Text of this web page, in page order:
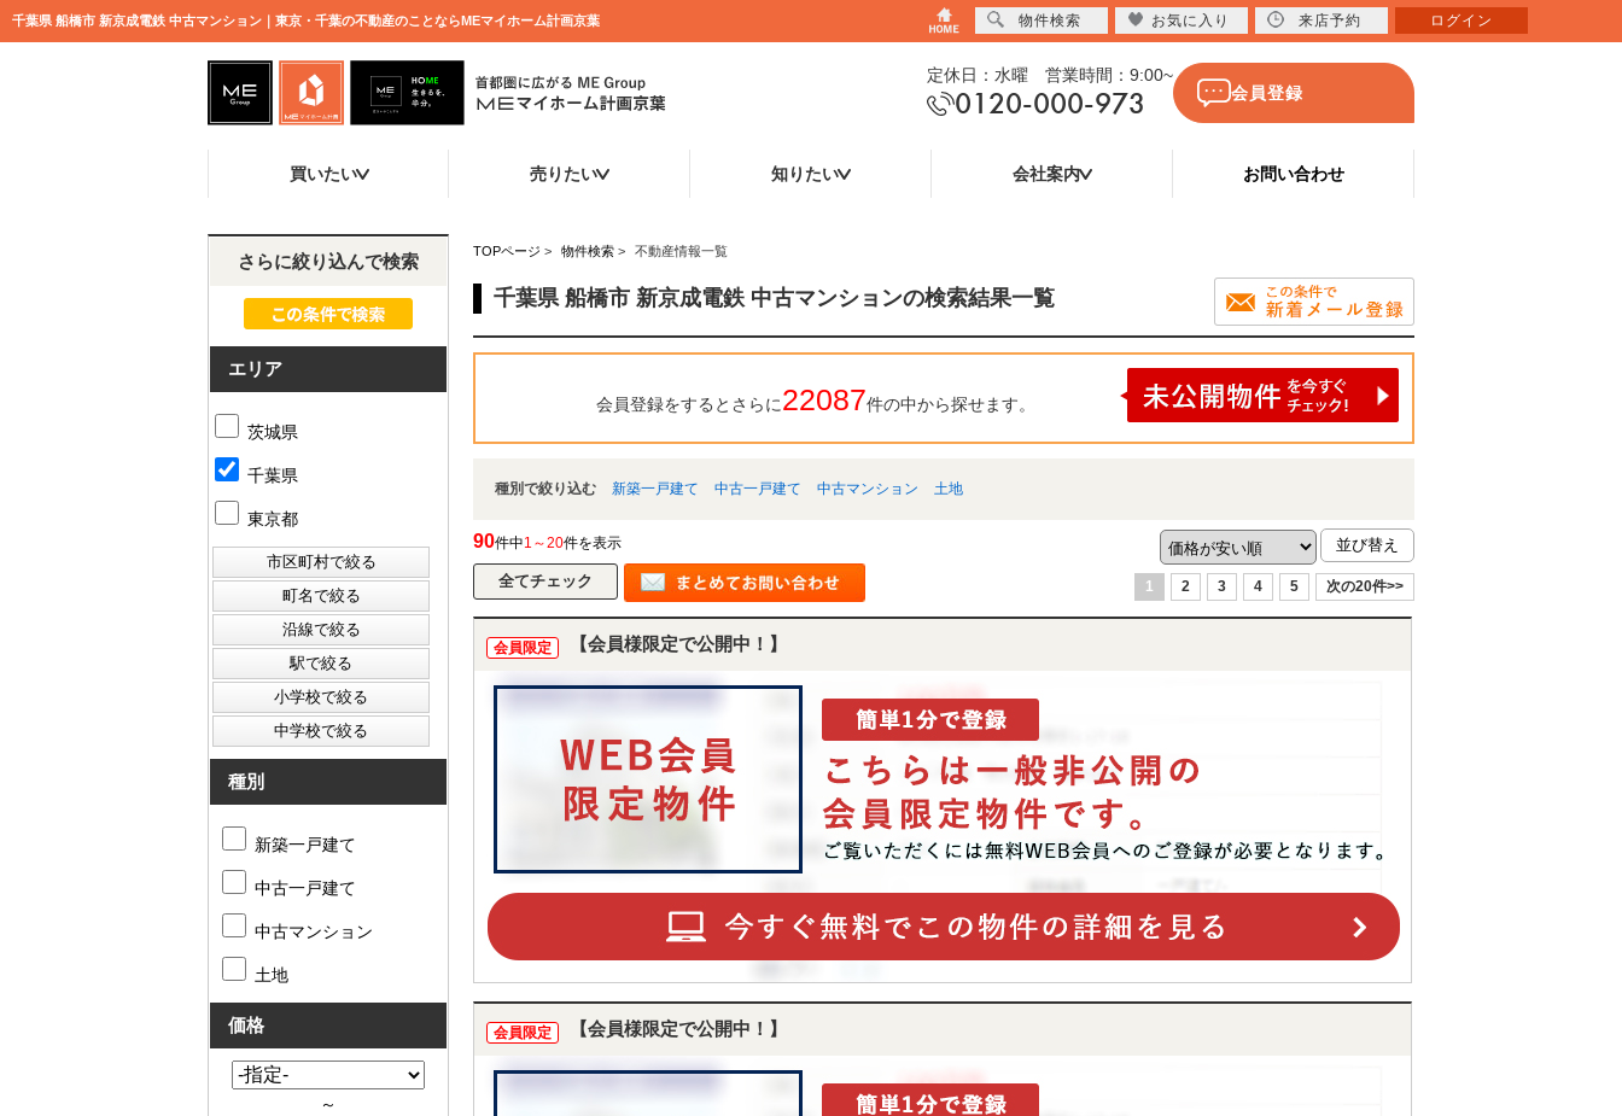
千葉県 船橋市 新京成電鉄 中古マンション｜東京・千葉の不動産のことならMEマイホーム計画京葉
定休日：水曜 営業時間：9:00~
0120-000-973 会員登録
買いたい 売りたい 知りたい 会社案内 お問い合わせ
TOPページ > 物件検索 > 不動産情報一覧
千葉県 船橋市 新京成電鉄 中古マンションの検索結果一覧
会員登録をするとさらに22087件の中から探せます。
種別で絞り込む 新築一戸建て 中古一戸建て 中古マンション 土地
90件中1～20件を表示
1 2 3 4 5 次の20件>>
会員限定 【会員様限定で公開中！】
会員限定 【会員様限定で公開中！】
さらに絞り込んで検索
エリア
茨城県
千葉県
東京都
種別
新築一戸建て
中古一戸建て
中古マンション
土地
価格
～
物件検索 お気に入り 来店予約 ログイン